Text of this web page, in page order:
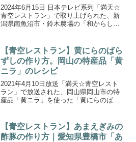
各種紹介！
2024年6月15日 日本テレビ系列「満天☆
青空レストラン」で取り上げられた、新
潟県南魚沼市・鈴木農場の「和からしマ
情報の詳細をまとめましたので、ぜひ参
考にしてみてくだ...
【青空レストラン】黄にらのばら
ずしの作り方。岡山の特産品「黄
ニラ」のレシピ
2021年4月10日放送「満天☆青空レスト
ラン」で放送された、岡山県岡山市の特
産品「黄ニラ」を使った「黄にらのばら
そり、シャキシャキ食感、鮮やかな黄色
が見た目にも美しく...
【青空レストラン】あまえぎみの
酢豚の作り方｜愛知県豊橋市「あ